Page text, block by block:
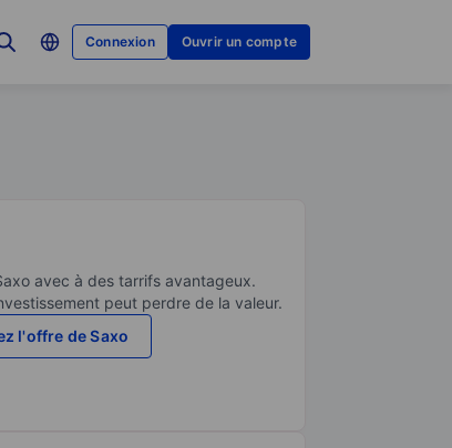
Connexion Ouvrir un compte
avec à des tarrifs avantageux.
peut perdre de la valeur.
l'offre de Saxo